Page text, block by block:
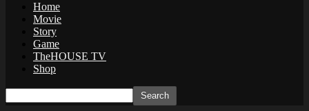
Home
Movie
Story
Game
TheHOUSE TV
Shop